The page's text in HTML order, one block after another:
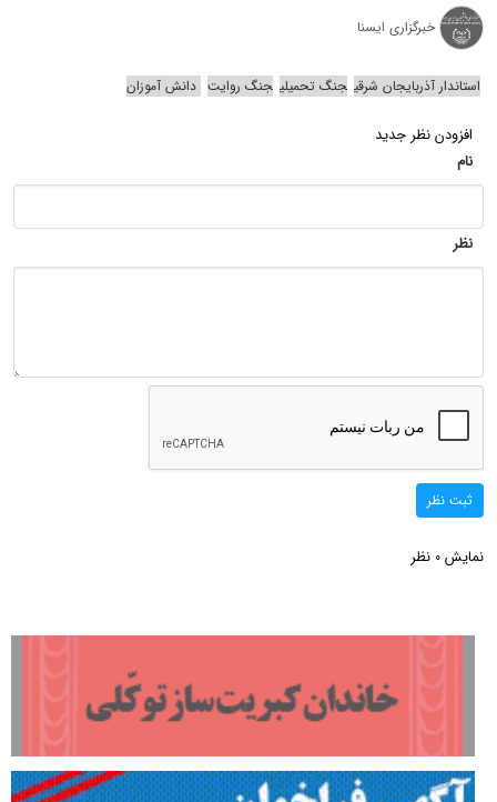
خبرگزاری ایسنا
استاندار آذربایجان شرقی جنگ تحمیلی جنگ روایت دانش‌ آموزان
افزودن نظر جدید
نام
نظر
ثبت نظر
نمایش 0 نظر